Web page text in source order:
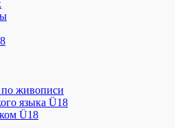
живописи
языка Ü18
Ü18
почте:
по изучению русского языка.
педагог с большим опытом